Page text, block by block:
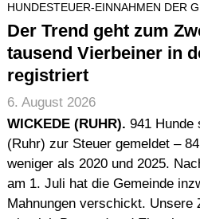
Urheberrecht
Haftung (Disclaimer)
Datenschutz (Data
Seitenstruktur
Suche
HUNDESTEUER-EINNAHMEN DER
Der Trend geht zum
tausend Vierbeiner in
registriert
6. August 2026
WICKEDE (RUHR). 941 Hunde
(Ruhr) zur Steuer gemeldet –
weniger als 2020 und 2025.
am 1. Juli hat die Gemeinde
Mahnungen verschickt. Unsere